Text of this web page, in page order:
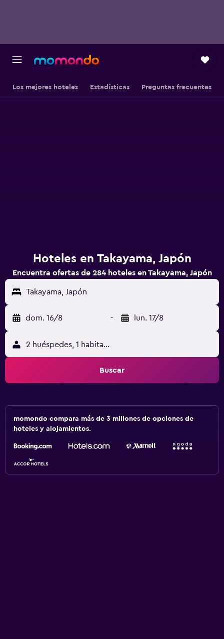
Los mejores hoteles Estadísticas Preguntas frecuentes
Hoteles en Takayama, Japón
Encuentra ofertas de 284 hoteles en Takayama, Japón
Takayama, Japón
dom. 16/8 - lun. 17/8
2 huéspedes, 1 habitación
Buscar
momondo compara más de 3 millones de opciones de
hoteles y alojamientos.